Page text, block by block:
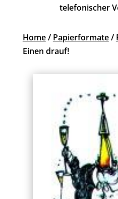
telefonischer
Home/ Papierformate/
Einen drauf!